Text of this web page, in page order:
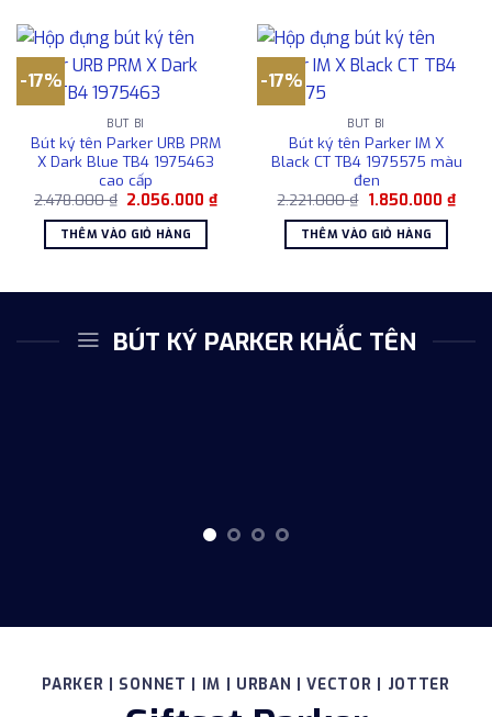
-17%
BÚT BI
Bút ký tên Parker URB PRM
X Dark Blue TB4 1975463
cao cấp
2.478.000₫ Giá
là:
2.478.000 ₫.
2.056.000₫Giá
THÊM VÀO GIỎ HÀNG
-17%
BÚT BI
Bút ký tên Parker IM X
Black CT TB4 1975575 màu
đen
2.221.000₫ Giá
là:
2.221.000 ₫.
1.850.000 ₫Giá
THÊM VÀO GIỎ HÀNG
BÚT KÝ PARKER KHẮC TÊN
PARKER | SONNET | IM | URBAN | VECTOR | JOTTER